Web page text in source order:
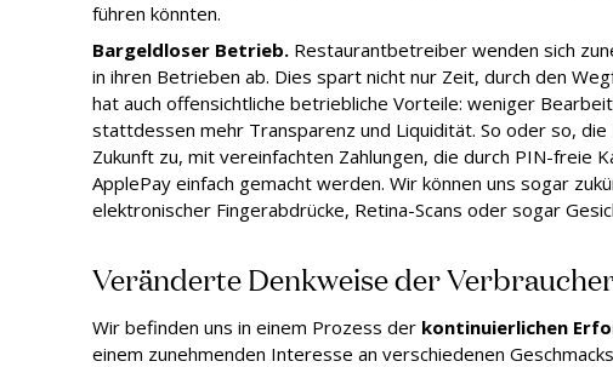
führen könnten.
Bargeldloser Betrieb. Restaurantbetreiber wenden sich
in ihren Betrieben ab. Dies spart nicht nur Zeit, durch den
hat auch offensichtliche betriebliche Vorteile: weniger
stattdessen mehr Transparenz und Liquidität. So oder so,
Zukunft zu, mit vereinfachten Zahlungen, die durch PIN-freie
ApplePay einfach gemacht werden. Wir können uns sogar
elektronischer Fingerabdrücke, Retina-Scans oder sogar
Veränderte Denkweise der
Wir befinden uns in einem Prozess der kontinuierlichen
einem zunehmenden Interesse an verschiedenen